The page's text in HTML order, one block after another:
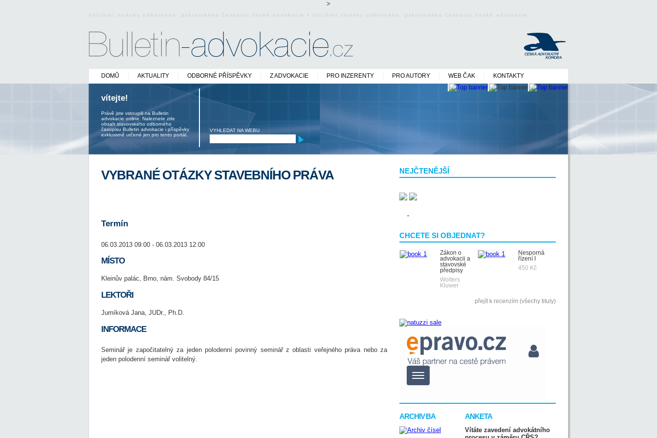
>
oficiální stránky odborného právnického časopisu české advokacie • oficiální stránky odborného právnického časopisu české advokacie
DOMŮ AKTUALITY ODBORNÉ PŘÍSPĚVKY Z ADVOKACIE PRO INZERENTY PRO AUTORY WEB ČAK KONTAKTY
vítejte!
Právě jste vstoupili na Bulletin
advokacie online. Naleznete zde
obsah stavovského odborného
časopisu Bulletin advokacie i příspěvky
exklusivně určené jen pro tento portál.
VYHLEDAT NA WEBU
NEJČTENĚJŠÍ
CHCETE SI OBJEDNAT?
Zákon o
advokacii a
stavovské
předpisy
Wolters
Kluwer
Nesporná
řízení I
450 Kč
přejít k recenzím (všechy tituly)
ARCHIV BA ANKETA
Vítáte zavedení advokátního
VYBRANÉ OTÁZKY STAVEBNÍHO PRÁVA
Termín
06.03.2013 09:00 - 06.03.2013 12:00
MÍSTO
Kleinův palác, Brno, nám. Svobody 84/15
LEKTOŘI
Jurníková Jana, JUDr., Ph.D.
INFORMACE
Seminář je započitatelný za jeden polodenní povinný seminář z oblasti veřejného práva nebo za
jeden polodenní seminář volitelný.